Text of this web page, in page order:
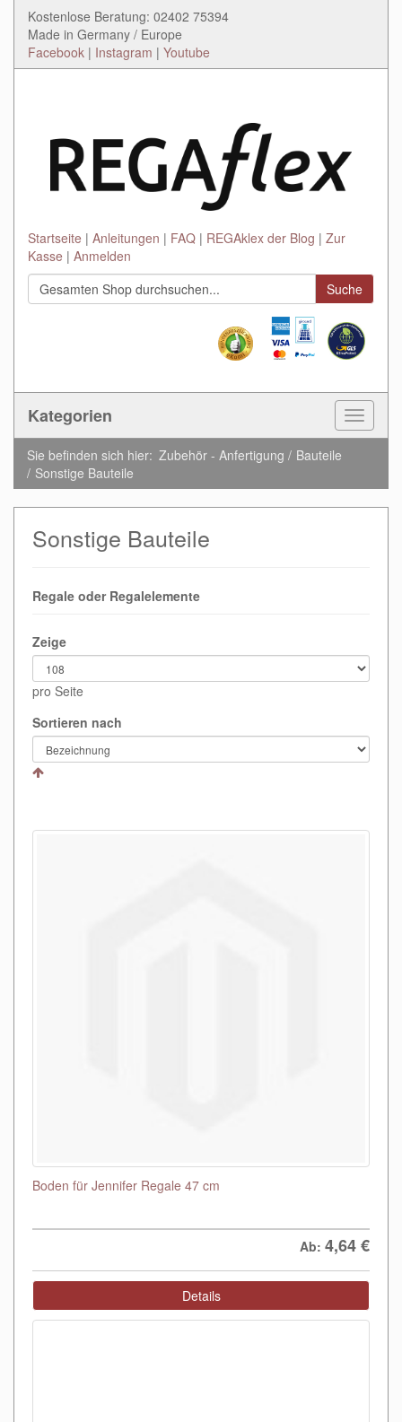
Kostenlose Beratung: 02402 75394
Made in Germany / Europe
Facebook | Instagram | Youtube
Startseite Anleitungen FAQ REGAklex der Blog
Zur
Kasse
Anmelden
Suche
Kategorien
Toggle
Sie befinden sich hier: Zubehör - Anfertigung
Bauteile
Sonstige Bauteile
Sonstige Bauteile
Regale oder Regalelemente
Zeige
pro Seite
Sortieren nach
Boden für Jennifer Regale 47 cm
Ab: 4,64€
Details